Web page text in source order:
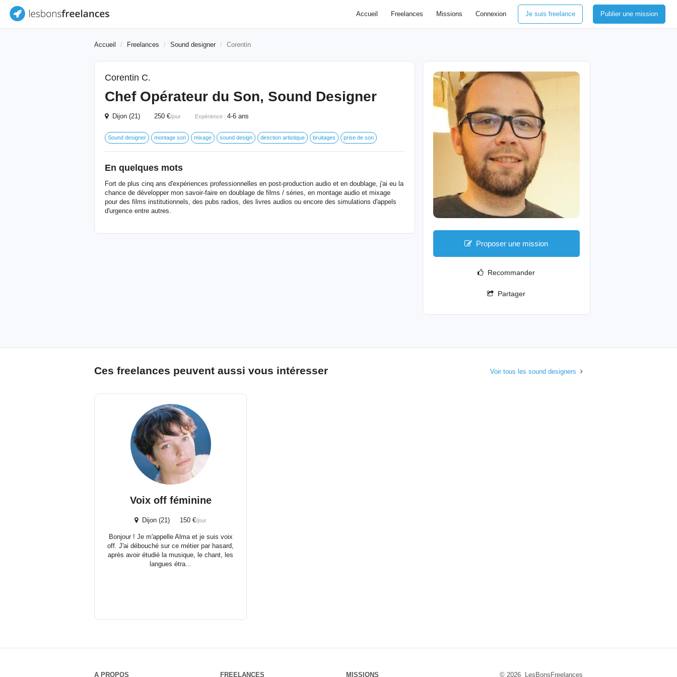
Accueil Freelances Missions Connexion Je suis freelance Publier une mission
Accueil Freelances Sound designer Corentin
Corentin C.
Chef Opérateur du Son, Sound Designer
Dijon (21) 250 €/jour Expérience : 4-6 ans
Sound designer montage son mixage sound design direction artistique bruitages prise de son
En quelques mots
Fort de plus cinq ans d'expériences professionnelles en post-production audio et en doublage, j'ai eu la
chance de développer mon savoir-faire en doublage de films / séries, en montage audio et mixage
pour des films institutionnels, des pubs radios, des livres audios ou encore des simulations d'appels
d'urgence entre autres.
Proposer une mission
Recommander
Partager
Ces freelances peuvent aussi vous intéresser Voir tous les sound designers
Voix off féminine
Dijon (21) 150 €/jour
Bonjour ! Je m'appelle Alma et je suis voix
off. J'ai débouché sur ce métier par hasard,
après avoir étudié la musique, le chant, les
langues étra...
A PROPOS FREELANCES MISSIONS © 2026 LesBonsFreelances